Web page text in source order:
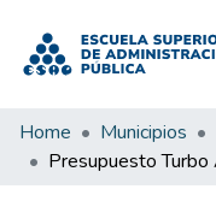
Home Municipios